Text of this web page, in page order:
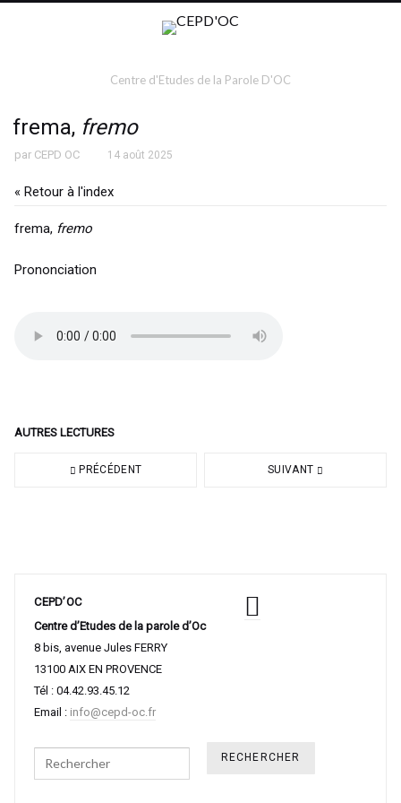
Centre d'Etudes de la Parole D'OC
frema, fremo
par CEPD OC 14 août 2025
« Retour à l'index
frema, fremo
Prononciation
AUTRES LECTURES
PRÉCÉDENT SUIVANT
CEPD’OC
Centre d’Etudes de la parole d’Oc
8 bis, avenue Jules FERRY
13100 AIX EN PROVENCE
Tél : 04.42.93.45.12
Email : info@cepd-oc.fr
Search